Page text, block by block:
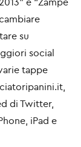
su
social
tappe
di Twitter,
iPad e